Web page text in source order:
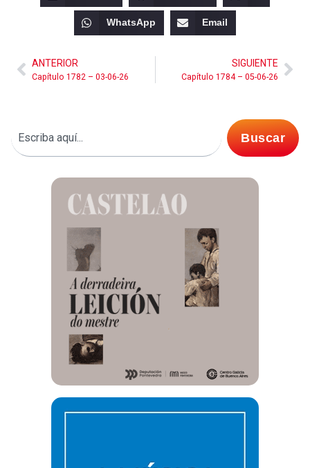
WhatsApp Email
ANTERIOR
Capítulo 1782 – 03-06-26
SIGUIENTE
Capítulo 1784 – 05-06-26
Buscar